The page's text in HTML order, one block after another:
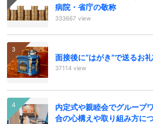
病院・省庁の敬称
333667 view
面接後に”はがき”で送るお
37114 view
内定式や親睦会でグループ
合の心構えや取り組み方に